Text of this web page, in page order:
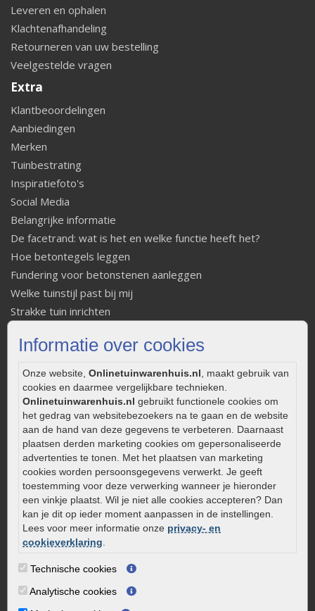
Informatie over cookies
Onze website, Onlinetuinwarenhuis.nl , maakt gebruik van
cookies en daarmee vergelijkbare technieken.
Onlinetuinwarenhuis.nl gebruikt functionele cookies om
het gedrag van websitebezoekers na te gaan en de website
aan de hand van deze gegevens te verbeteren. Daarnaast
plaatsen derden marketing cookies om gepersonaliseerde
advertenties te tonen. Met het plaatsen van marketing
cookies worden persoonsgegevens verwerkt. Je geeft
toestemming voor deze verwerking wanneer je hieronder
een vinkje plaatst. Wil je niet alle cookies accepteren? Dan
kan je dit op ieder moment aanpassen in de instellingen.
Lees voor meer informatie onze privacy- en
cookieverklaring
Technische cookies
Analytische cookies
Leveren en ophalen
Klachtenafhandeling
Retourneren van uw bestelling
Veelgestelde vragen
Extra
Klantbeoordelingen
Aanbiedingen
Merken
Tuinbestrating
Inspiratiefoto's
Social Media
Belangrijke informatie
De facetrand: wat is het en welke functie heeft het?
Hoe betontegels leggen
Fundering voor betonstenen aanleggen
Welke tuinstijl past bij mij
Strakke tuin inrichten
Onderhoud van gebakken bestrating
Aanlegtips voor gebakken bestrating
Zelf een terras aanleggen
Kleine stadstuin inrichten
0320 – 219170
Kaapstanderweg 41
8243 RB Lelystad
info@onlinetuinwarenhuis.nl
Routebeschrijving
Openingstijden
Maandag
Dinsdag
Woensdag